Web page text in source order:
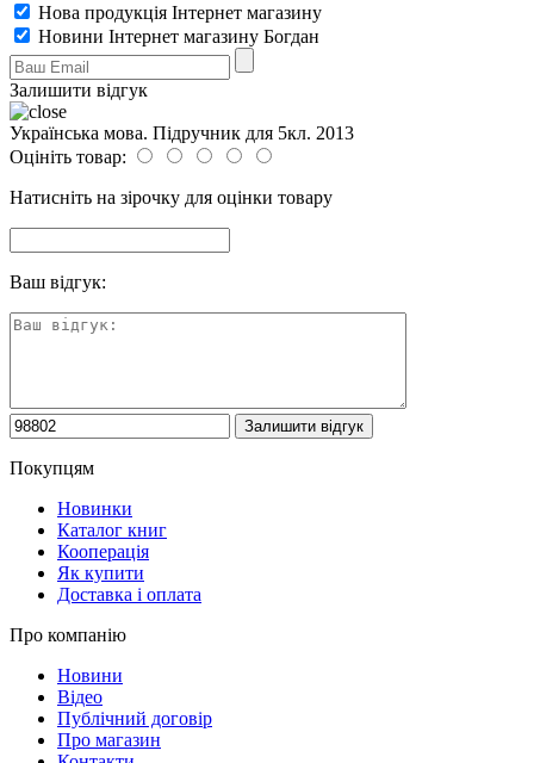
Нова продукція Інтернет магазину
Новини Інтернет магазину Богдан
Залишити відгук
Українська мова. Підручник для 5кл. 2013
Оцініть товар:
Натисніть на зірочку для оцінки товару
Ваш відгук:
Покупцям
Новинки
Каталог книг
Кооперація
Як купити
Доставка і оплата
Про компанію
Новини
Відео
Публічний договір
Про магазин